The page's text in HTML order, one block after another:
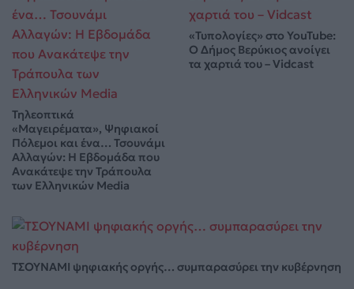
Τηλεοπτικά
«Μαγειρέματα», Ψηφιακοί
Πόλεμοι και ένα… Τσουνάμι
Αλλαγών: Η Εβδομάδα που
Ανακάτεψε την Τράπουλα
των Ελληνικών Media
«Τυπολογίες» στο YouTube:
Ο Δήμος Βερύκιος ανοίγει
τα χαρτιά του – Vidcast
ΤΣΟΥΝΑΜΙ ψηφιακής οργής… συμπαρασύρει την κυβέρνηση